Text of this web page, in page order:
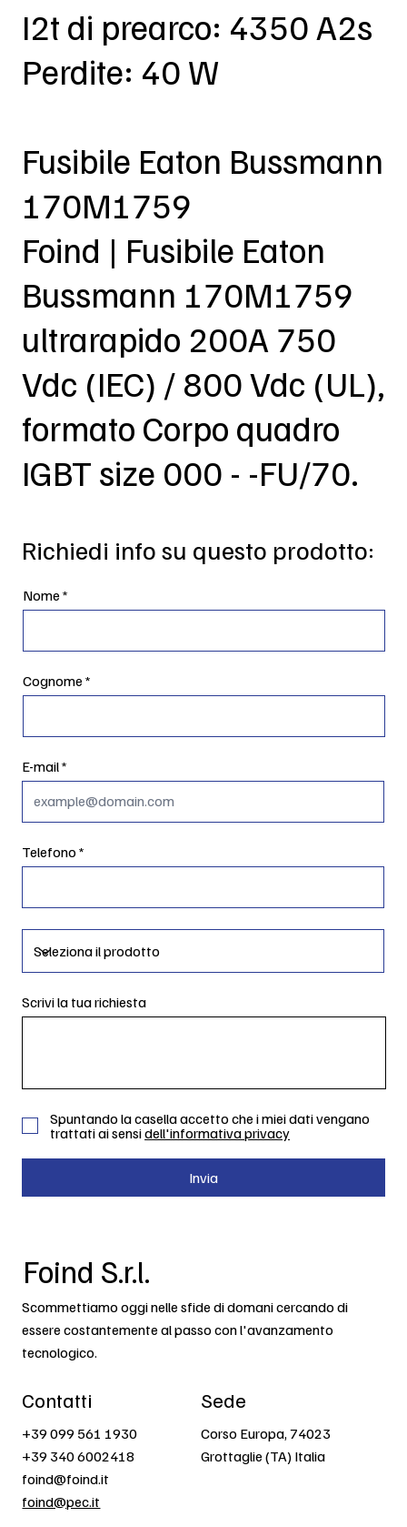
I2t di prearco: 4350 A2s
Perdite: 40 W
Fusibile Eaton Bussmann
170M1759
Foind | Fusibile Eaton
Bussmann 170M1759
ultrarapido 200A 750
Vdc (IEC) / 800 Vdc (UL),
formato Corpo quadro
IGBT size 000 - -FU/70.
Richiedi info su questo prodotto:
Nome
Cognome
E-mail
Telefono
Scrivi la tua richiesta
Spuntando la casella accetto che i miei dati vengano
trattati ai sensidell'informativa privacy
Invia
Foind S.r.l.
Scommettiamo oggi nelle sfide di domani cercando di
essere costantemente al passo con l'avanzamento
tecnologico.
Contatti
+39 099 561 1930
+39 340 6002418
foind@foind.it
foind@pec.it
Sede
Corso Europa, 74023
Grottaglie (TA) Italia